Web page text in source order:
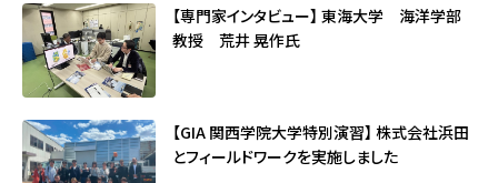
【専門家インタビュー】 東海大学 海洋学部
教授 荒井 晃作氏
【GIA 関西学院大学特別演習】 株式会社浜田
とフィールドワークを実施しました